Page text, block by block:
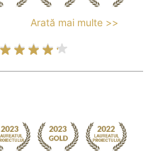
Arată mai multe >>